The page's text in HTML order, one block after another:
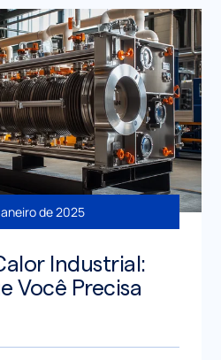
de 2025
Industrial:
Você Precisa